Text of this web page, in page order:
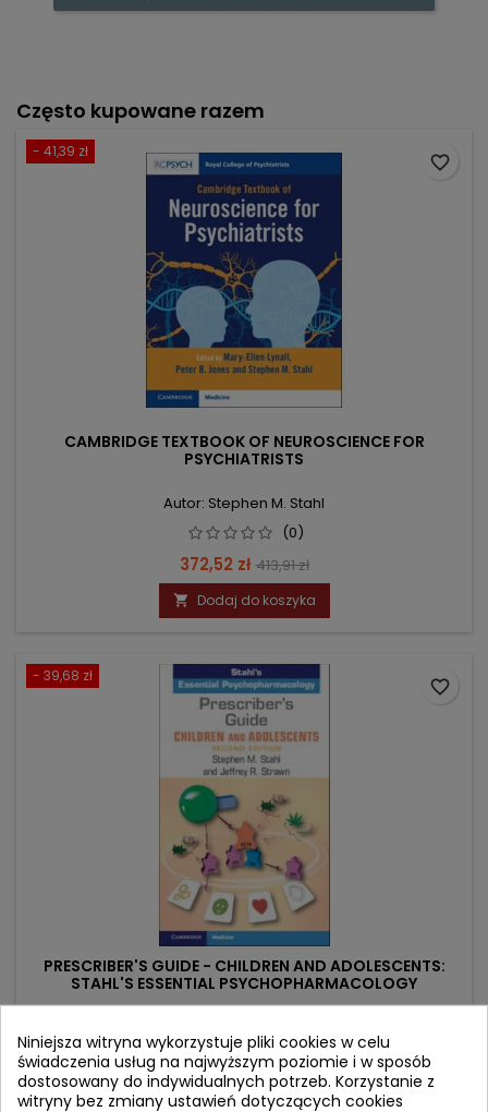
Często kupowane razem
- 41,39 zł
CAMBRIDGE TEXTBOOK OF NEUROSCIENCE FOR
PSYCHIATRISTS
Autor: Stephen M. Stahl
(0)
Cena
372,52 zł Cena
podstawowa
413,91 zł
 Dodaj do koszyka
favorite_border
- 39,68 zł
PRESCRIBER'S GUIDE - CHILDREN AND ADOLESCENTS:
STAHL'S ESSENTIAL PSYCHOPHARMACOLOGY
(0)
Cena
357,16 złCena
396,84 zł
favorite_border
Niniejsza witryna wykorzystuje pliki cookies w celu
świadczenia usług na najwyższym poziomie i w sposób
dostosowany do indywidualnych potrzeb. Korzystanie z
witryny bez zmiany ustawień dotyczących cookies